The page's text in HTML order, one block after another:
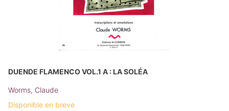
DUENDE FLAMENCO VOL.1 A : LA SOLÉA
Worms, Claude
Disponible en breve